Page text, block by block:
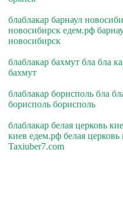
блаблакар барнаул
новосибирск едем.рф
новосибирск
блаблакар бахмут бла бла
бахмут
блаблакар борисполь бла
борисполь борисполь
блаблакар белая церковь
киев едем.рф белая церковь
Taxiuber7.com